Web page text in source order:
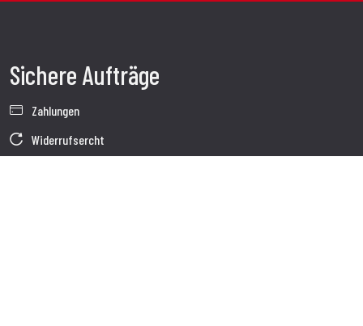
Sichere Aufträge
Zahlungen
Widerrufsercht